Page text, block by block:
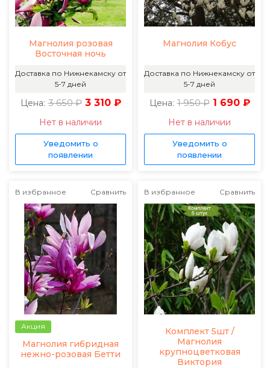
Магнолия розовая
Восточная ночь
Доставка по Нижнекамску от
5-7 дней
Цена: 3 650 ₽ 3 310 ₽
Нет в наличии
Уведомить о
появлении
Магнолия Кобус
Доставка по Нижнекамску от
5-7 дней
Цена: 1 950 ₽ 1 690 ₽
Нет в наличии
Уведомить о
появлении
В избранное Сравнить
Акция
Магнолия гибридная
нежно-розовая Бетти
В избранное Сравнить
Комплект 5шт /
Магнолия
крупноцветковая
Виктория